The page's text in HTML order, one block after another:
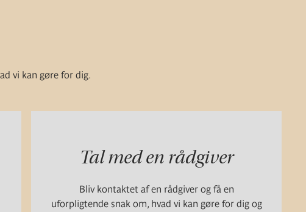
vi kan gøre for dig.
Tal med en rådgiver
Bliv kontaktet af en rådgiver og få en
uforpligtende snak om, hvad vi kan gøre for dig og